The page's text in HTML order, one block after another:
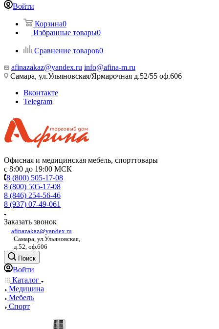
Войти
Корзина0
Избранные товары0
Сравнение товаров0
afinazakaz@yandex.ru info@afina-m.ru
Самара, ул.Ульяновская/Ярмарочная д.52/55 оф.606
Вконтакте
Telegram
Офисная и медицинская мебель, спорттовары
с 8:00 до 19:00 МСК
8 (800) 505-17-08
8 (800) 505-17-08
8 (846) 254-56-46
8 (937) 07-49-061
Заказать звонок
afinazakaz@yandex.ru
Самара, ул.Ульяновская,
д.52, оф.606
Поиск
Войти
Каталог
Медицина
Мебель
Спорт